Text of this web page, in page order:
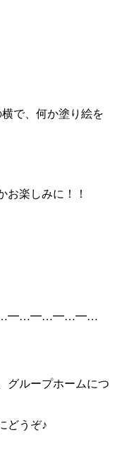
で、何か塗り絵を
お楽しみに！！
グループホームにつ
どうぞ♪